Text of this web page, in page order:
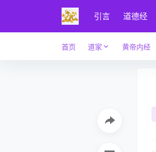
引言 道德经
首页 道家 黄帝内经